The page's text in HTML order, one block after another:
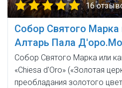
16
Собор Святого Марка
Алтарь Пала
Собор Святого Марка или
«Chiesa d'Oro» («Золотая
преобладания золотого